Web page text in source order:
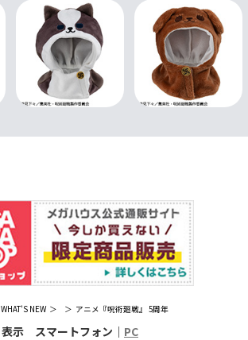
WHAT'S NEW アニメ『呪術廻戦』 5周年
表示 スマートフォン｜ PC